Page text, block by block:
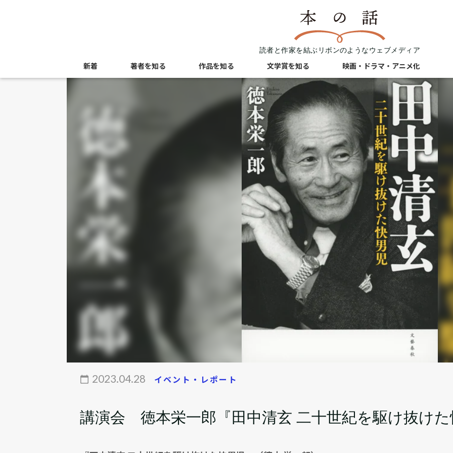
読者と作家を結ぶリボンのようなウェブメディア
新着 著者を知る 作品を知る 文学賞を知る 映画・ドラマ・アニメ化
2023.04.28 イベント・レポート
講演会 徳本栄一郎『田中清玄 二十世紀を駆け抜けた